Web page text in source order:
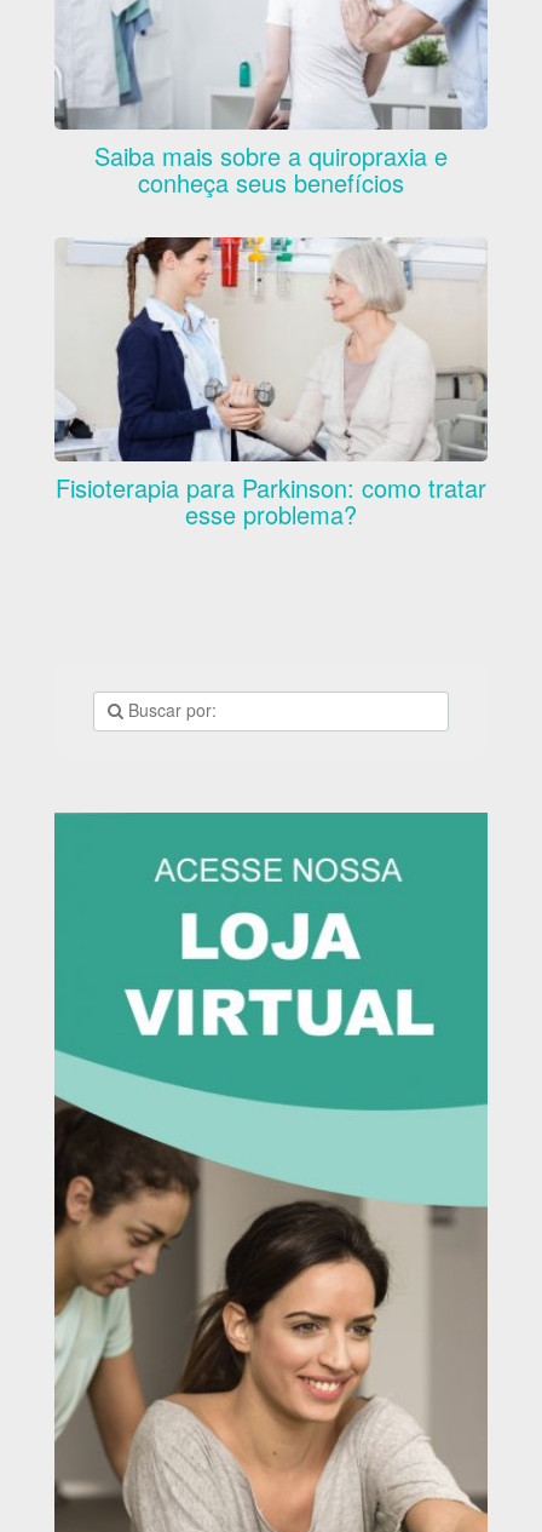
Saiba mais sobre a quiropraxia e
conheça seus benefícios
Fisioterapia para Parkinson: como tratar
esse problema?